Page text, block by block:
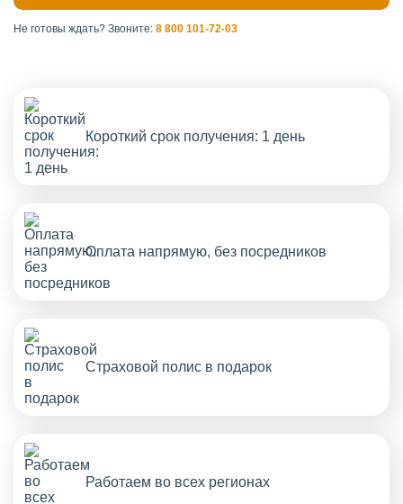
Не готовы ждать? Звоните: 8 800 101-72-03
Короткий срок получения: 1 день
Оплата напрямую, без посредников
Страховой полис в подарок
Работаем во всех регионах